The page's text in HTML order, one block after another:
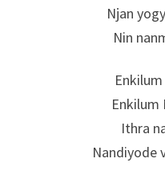
Njan
Nin
Enkilum
Ithra
Nandiyode